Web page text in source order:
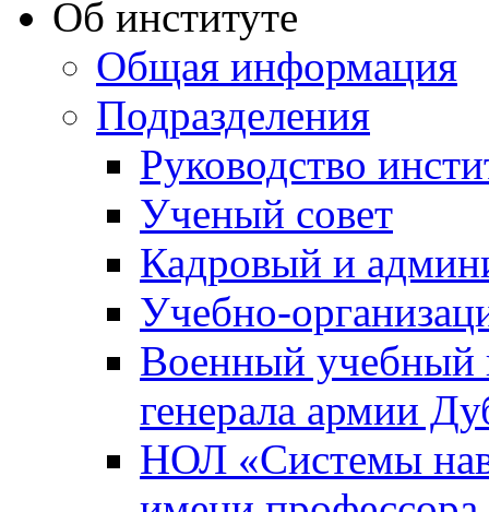
Об институте
Общая информация
Подразделения
Руководство
Ученый совет
Кадровый и
Учебно-
Военный учебный
генерала армии
НОЛ «Системы